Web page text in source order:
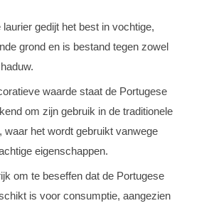
gedijt het best in vochtige,
grond en is bestand tegen zowel
waarde staat de Portugese
om zijn gebruik in de traditionele
waar het wordt gebruikt vanwege
eigenschappen.
om te beseffen dat de Portugese
is voor consumptie, aangezien